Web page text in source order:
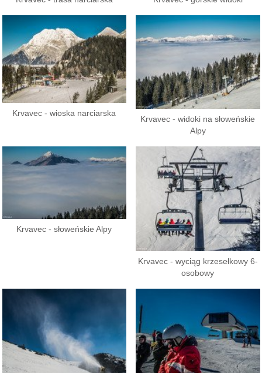
Krvavec - wioska narciarska
Krvavec - widoki na słoweńskie
Alpy
Krvavec - słoweńskie Alpy
Krvavec - wyciąg krzesełkowy 6-
osobowy